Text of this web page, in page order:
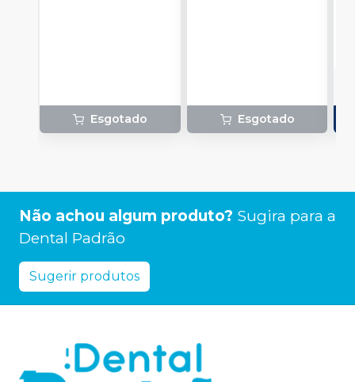
Esgotado Esgotado
Não achou algum produto? Sugira para a
Dental Padrão
Sugerir produtos